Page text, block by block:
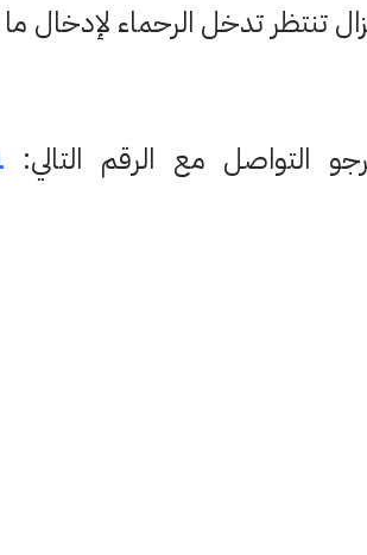
تزال تنتظر تدخل الرحماء لإدخال
التواصل مع الرقم التالي: